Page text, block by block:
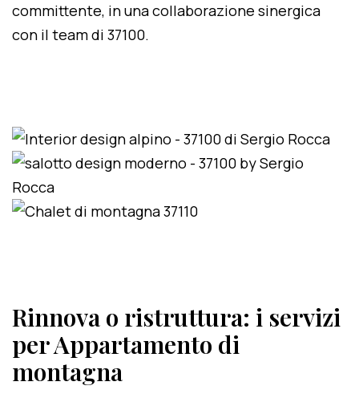
committente, in una collaborazione sinergica
con il team di 37100.
Rinnova o ristruttura: i servizi
per Appartamento di
montagna